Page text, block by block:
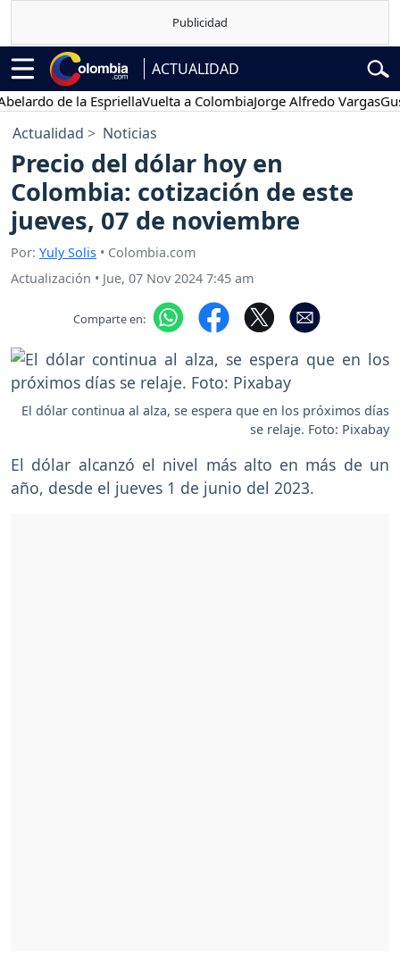
ACTUALIDAD
de la EspriellaVuelta a ColombiaJorge Alfredo VargasGustavo
Actualidad Noticias
Precio del dólar hoy en
Colombia: cotización de este
jueves, 07 de noviembre
Por: Yuly Solis • Colombia.com
Actualización • Jue, 07 Nov 2024 7:45 am
Comparte en:
El dólar continua al alza, se espera que en los próximos días
se relaje. Foto: Pixabay
El dólar alcanzó el nivel más alto en más de un
año, desde el jueves 1 de junio del 2023.